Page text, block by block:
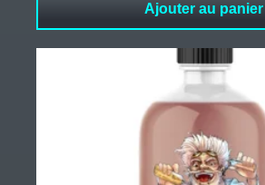
Ajouter au panier